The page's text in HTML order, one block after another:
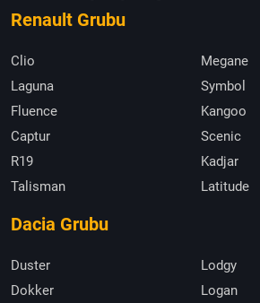
Renault Grubu
Clio
Megane
Laguna
Symbol
Fluence
Kangoo
Captur
Scenic
R19
Kadjar
Talisman
Latitude
Dacia Grubu
Duster
Lodgy
Dokker
Logan